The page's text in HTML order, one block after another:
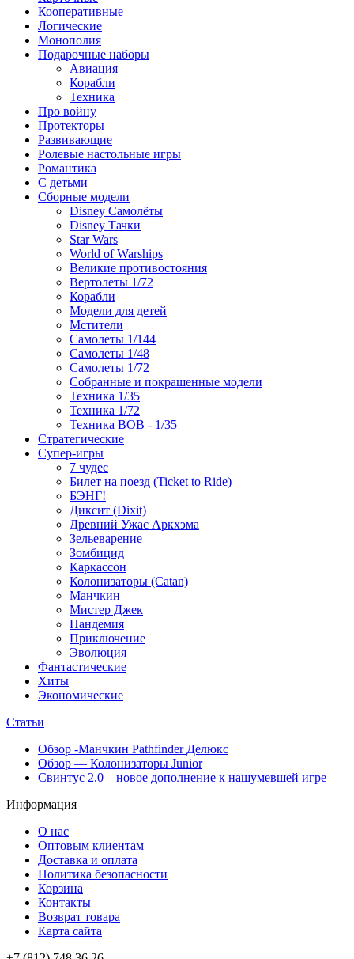
Кооперативные
Логические
Монополия
Подарочные наборы
Авиация
Корабли
Техника
Про войну
Протекторы
Развивающие
Ролевые настольные игры
Романтика
С детьми
Сборные модели
Disney Самолёты
Disney Тачки
Star Wars
World of Warships
Великие противостояния
Вертолеты 1/72
Корабли
Модели для детей
Мстители
Самолеты 1/144
Самолеты 1/48
Самолеты 1/72
Собранные и покрашенные модели
Техника 1/35
Техника 1/72
Техника ВОВ - 1/35
Стратегические
Супер-игры
7 чудес
Билет на поезд (Ticket to Ride)
БЭНГ!
Диксит (Dixit)
Древний Ужас Аркхэма
Зельеварение
Зомбицид
Каркассон
Колонизаторы (Catan)
Манчкин
Мистер Джек
Пандемия
Приключение
Эволюция
Фантастические
Хиты
Экономические
Статьи
Обзор -Манчкин Pathfinder Делюкс
Обзор — Колонизаторы Junior
Свинтус 2.0 – новое дополнение к нашумевшей игре
Информация
О нас
Оптовым клиентам
Доставка и оплата
Политика безопасности
Корзина
Контакты
Возврат товара
Карта сайта